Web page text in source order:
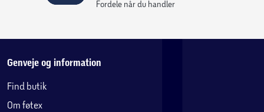
Fordele når du handler
Genveje og information
Find butik
Om føtex